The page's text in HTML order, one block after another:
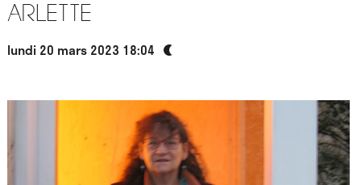
Arlette
lundi 20 mars 2023 18:04